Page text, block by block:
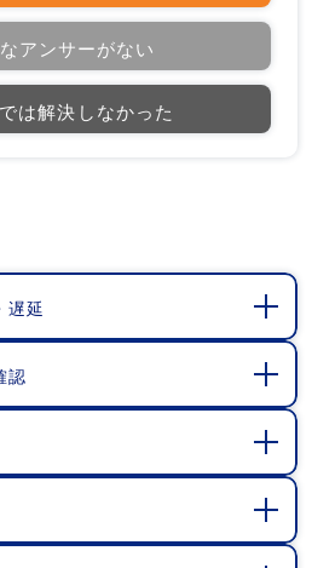
アンサーがない
は解決しなかった
遅延
認